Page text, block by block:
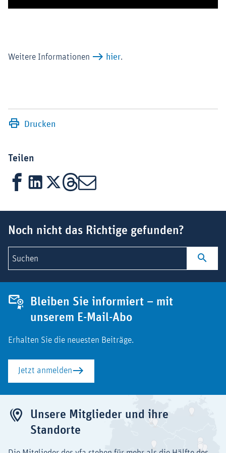
Weitere Informationen hier.
Drucken
Teilen
FacebookLinkedIn
X Threads
Mail
Noch nicht das Richtige gefunden?
Suchen
Bleiben Sie informiert – mit
unserem E-Mail-Abo
Erhalten Sie die neuesten Beiträge.
Jetzt anmelden
Unsere Mitglieder und ihre
Standorte